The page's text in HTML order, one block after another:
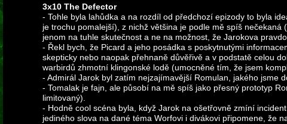
3x10 The Defector
- Tohle byla lahůdka a na rozdíl od předchozí epizody to byla
je trochu pomalejší), z nichž většina je podle mě spíš
jenom na tuhle skutečnost a ne na možnost, že Jarokova
- Řekl bych, že Picard a jeho posádka s poskytnutými
skepticky nebo naopak přehnaně důvěřivě a v podstatě celou
warbirdů zhmotní klingonské lodě (umocněné tím, že jsem
- Admirál Jarok byl zatím nejzajímavější Romulan, jakého jsme
- Tomalak je fajn, ale působí na mě spíš jako přesný prototyp
limitovaný).
- Hodně cool scéna byla, když Jarok na ošetřovně zmíní
jediného slova na dané téma Worfovi i divákovi připomene, že